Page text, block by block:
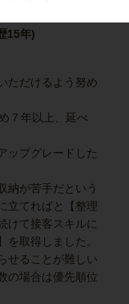
15年)
ただけるよう努め
７年以上、延べ
ップグレードした
納が苦手だという
立てればと【整理
けて接客スキルに
取得しました。
せることが難しい
の場合は優先順位